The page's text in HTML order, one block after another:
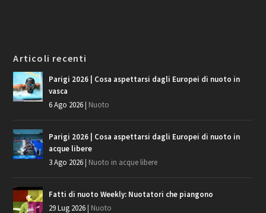
Articoli recenti
Parigi 2026 | Cosa aspettarsi dagli Europei di nuoto in
vasca
6 Ago 2026 Nuoto
Parigi 2026 | Cosa aspettarsi dagli Europei di nuoto in
acque libere
3 Ago 2026 Nuoto in acque libere
Fatti di nuoto Weekly: Nuotatori che piangono
29 Lug 2026 Nuoto